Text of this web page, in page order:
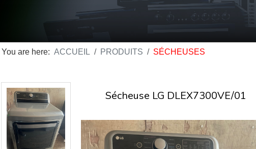
You are here: ACCUEIL PRODUITS SÉCHEUSES
Sécheuse LG DLEX7300VE/01